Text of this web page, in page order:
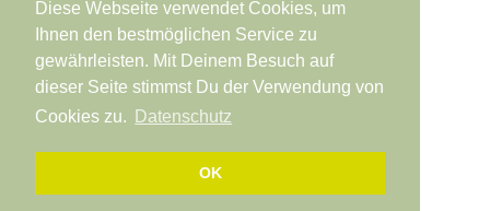
Diese Webseite verwendet Cookies, um
Ihnen den bestmöglichen Service zu
gewährleisten. Mit Deinem Besuch auf
dieser Seite stimmst Du der Verwendung von
Cookies zu.
Datenschutz
OK
© All Rights Reserved, mivita.care Zahlungsarten
Versandkosten
• AGB • Widerrufsbelehrung
Vertrag widerrufen
• Datenschutzerklärung • Impressum